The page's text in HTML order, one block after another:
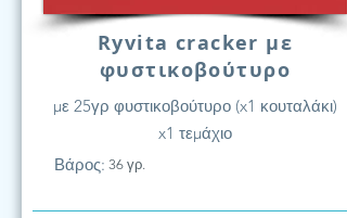
Ryvita cracker με
φυστικοβούτυρο
με 25γρ φυστικοβούτυρο (x1 κουταλάκι)
x1 τεμάχιο
Βάρος: 36 γρ.